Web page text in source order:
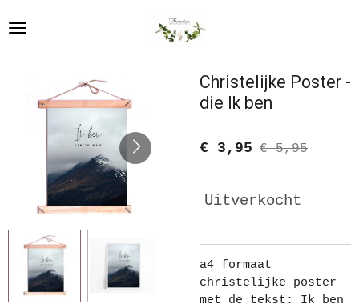
direct
hoofdinhoud
Christelijke Poster -
die Ik ben
€ 3,95 € 5,95
Uitverkocht
a4 formaat
christelijke poster
met de tekst: Ik ben